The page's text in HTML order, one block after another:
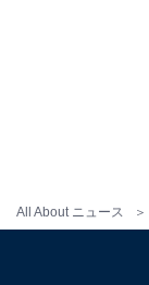
All About ニュース